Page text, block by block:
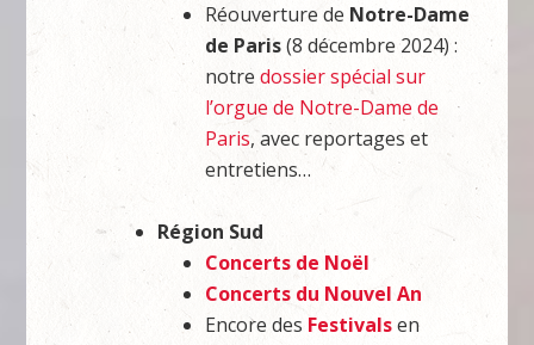
Réouverture de Notre-Dame
de Paris(8 décembre 2024) :
notredossier spécial sur
l’orgue de Notre-Dame de
Paris, avec reportages et
entretiens…
Région Sud
Concerts de Noël
Concerts du Nouvel An
Encore des Festivalsen